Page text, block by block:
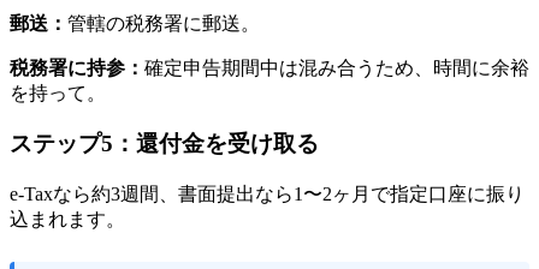
郵送： 管轄の税務署に郵送。
税務署に持参： 確定申告期間中は混み合うため、時間に余裕
を持って。
ステップ5：還付金を受け取る
e-Taxなら約3週間、書面提出なら1〜2ヶ月で指定口座に振り
込まれます。